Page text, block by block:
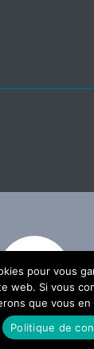
pour vous
web. Si vous
que vous
Politique de